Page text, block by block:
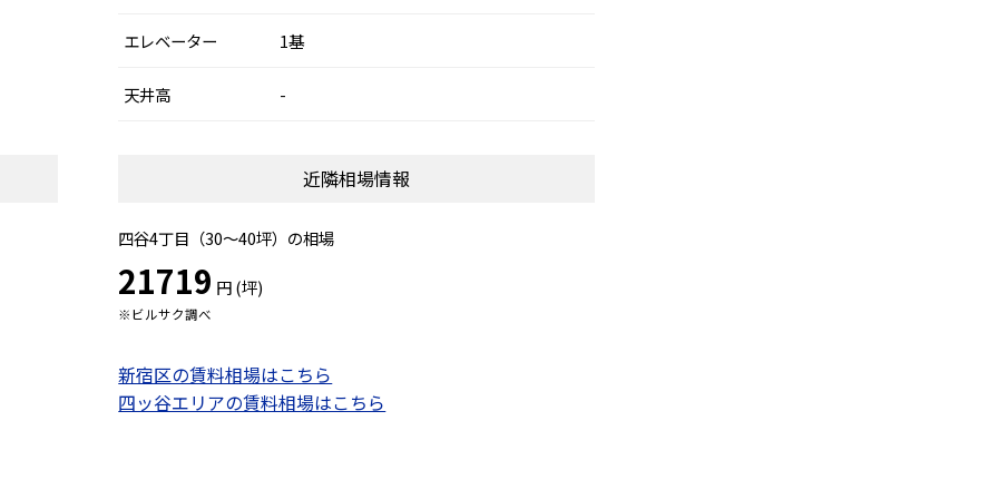
エレベーター 1基
天井高 -
近隣相場情報
四谷4丁目（30～40坪）の相場
21719 円 (坪)
※ビルサク調べ
新宿区の賃料相場はこちら
四ッ谷エリアの賃料相場はこちら